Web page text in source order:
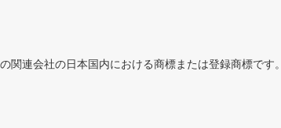
関連会社の日本国内における商標または登録商標です。